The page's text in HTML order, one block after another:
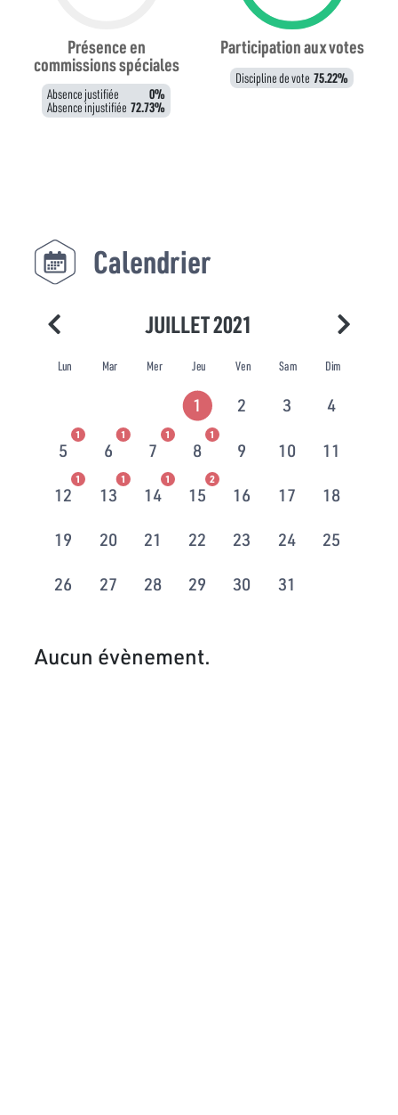
Présence en
commissions spéciales
Absence justifiée 0%
Absence injustifiée 72.73%
Participation aux votes
Discipline de vote 75.22%
Calendrier
JUILLET 2021
Lun Mar Mer Jeu Ven Sam Dim
1 2 3 4
5
1
6
1
7
1
8
1
9 10 11
12
1
13
1
14
1
15
2
16 17 18
19 20 21 22 23 24 25
26 27 28 29 30 31
Aucun évènement.